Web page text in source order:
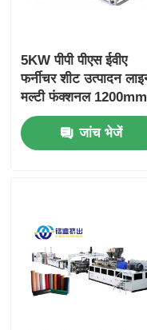
5KW पीपी पीएस ईवीए
फर्नीचर शीट उत्पादन
मल्टी फंक्शनल 1200mm
1400mm
जांच भेजें